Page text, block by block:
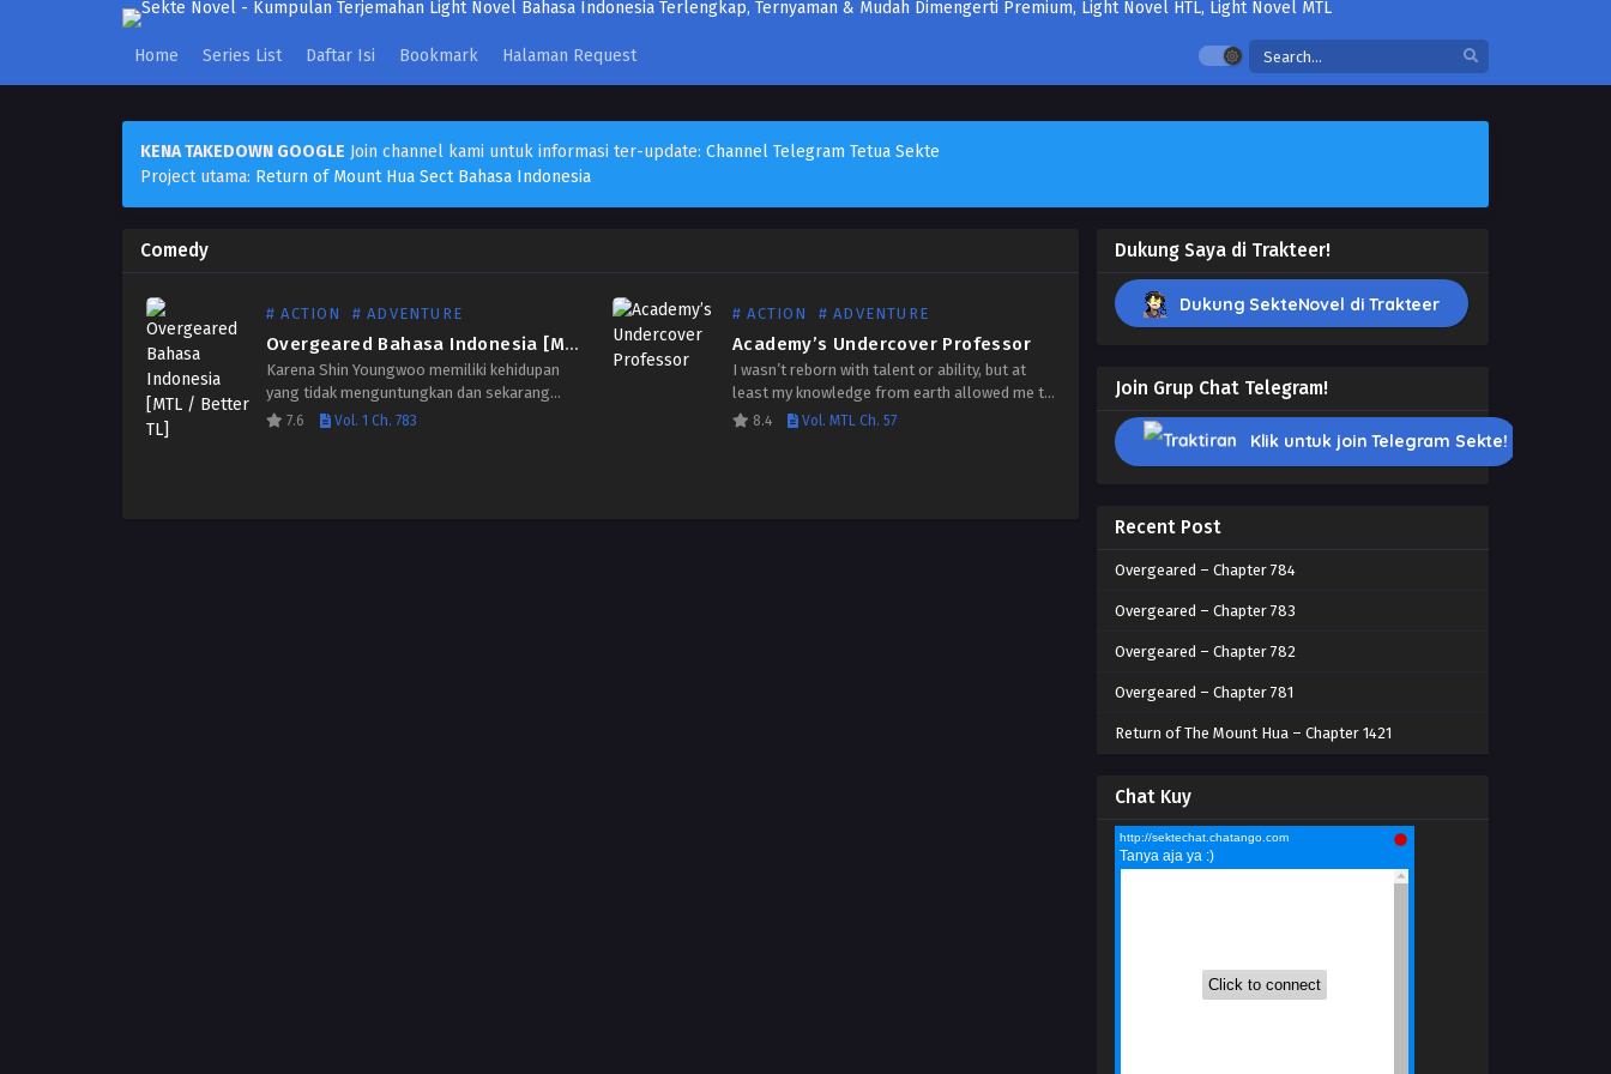
Home Series List Daftar Isi Bookmark Halaman Request
KENA TAKEDOWN GOOGLE Join channel kami untuk informasi ter-update: Channel Telegram Tetua Sekte
Project utama: Return of Mount Hua Sect Bahasa Indonesia
Comedy
# ACTION # ADVENTURE
Overgeared Bahasa Indonesia [MTL / Better TL]
Karena Shin Youngwoo memiliki kehidupan
yang tidak menguntungkan dan sekarang
terjebak membawa batu bata di lokasi
7.6 Vol. 1 Ch. 783
# ACTION # ADVENTURE
Academy’s Undercover Professor
I wasn’t reborn with talent or ability, but at
least my knowledge from earth allowed me to
stay one step ahead in this other world. Magic
8.4 Vol. MTL Ch. 57
Dukung Saya di Trakteer!
Dukung SekteNovel di Trakteer
Join Grup Chat Telegram!
Klik untuk join Telegram Sekte!
Recent Post
Overgeared – Chapter 784
Overgeared – Chapter 783
Overgeared – Chapter 782
Overgeared – Chapter 781
Return of The Mount Hua – Chapter 1421
Chat Kuy